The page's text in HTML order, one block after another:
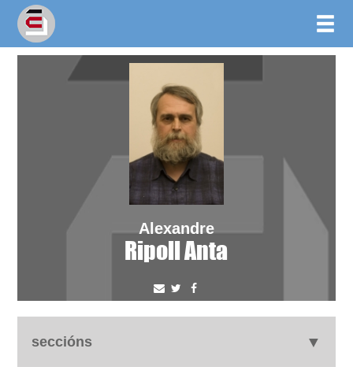
Alexandre
Ripoll Anta
seccións